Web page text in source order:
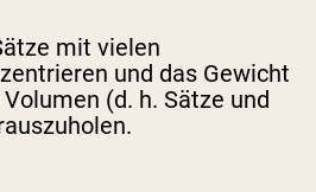
mit vielen
und das Gewicht
(d. h. Sätze und